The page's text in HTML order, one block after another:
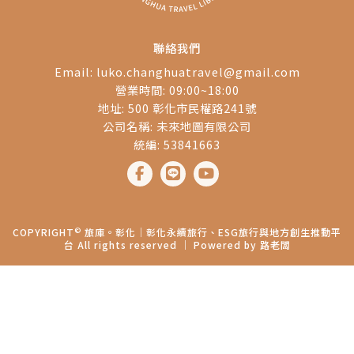
聯絡我們
Email: luko.changhuatravel@gmail.com
營業時間: 09:00~18:00
地址: 500 彰化市民權路241號
公司名稱: 未來地圖有限公司
統編: 53841663
COPYRIGHT © 旅庫。彰化│彰化永續旅行、ESG旅行與地方創生推動平
台 All rights reserved ｜ Powered by 路老闆